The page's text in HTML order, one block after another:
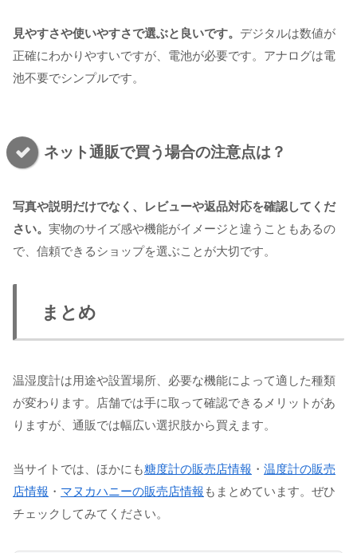
見やすさや使いやすさで選ぶと良いです。 デジタルは数値が
正確にわかりやすいですが、電池が必要です。アナログは電
池不要でシンプルです。
ネット通販で買う場合の注意点は？
写真や説明だけでなく、レビューや返品対応を確認してくだ
さい。 実物のサイズ感や機能がイメージと違うこともあるの
で、信頼できるショップを選ぶことが大切です。
まとめ
温湿度計は用途や設置場所、必要な機能によって適した種類
が変わります。店舗では手に取って確認できるメリットがあ
りますが、通販では幅広い選択肢から買えます。
当サイトでは、ほかにも糖度計の販売店情報 ・ 温度計の販売
店情報 ・ マヌカハニーの販売店情報 もまとめています。ぜひ
チェックしてみてください。